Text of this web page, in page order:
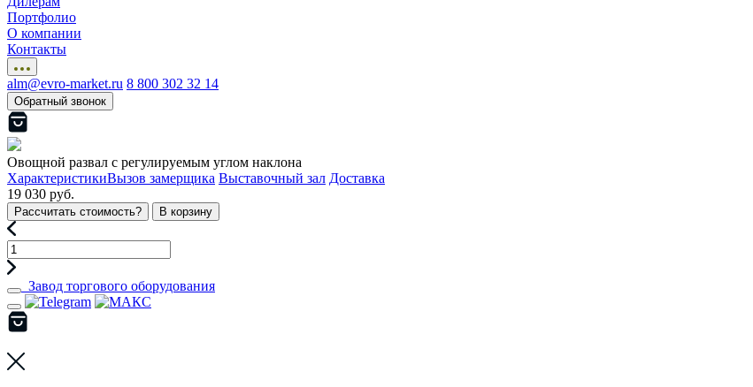
Портфолио
О компании
Контакты
alm@evro-market.ru 8 800 302 32 14
Обратный звонок
Овощной развал с регулируемым углом наклона
ХарактеристикиВызов замерщика Выставочный зал Доставка
19 030 руб.
Рассчитать стоимость? В корзину
Завод торгового оборудования